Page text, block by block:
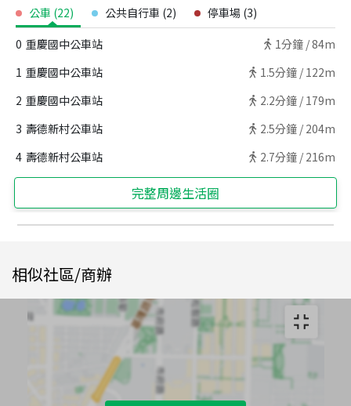
公車 (22) 公共自行車 (2) 停車場 (3)
0 重慶國中公車站 1分鐘 /84m
1 重慶國中公車站 1.5分鐘 / 122m
2 重慶國中公車站 2.2分鐘 / 179m
3 壽德新村公車站 2.5分鐘 / 204m
4 壽德新村公車站 2.7分鐘 / 216m
完整周邊生活圈
相似社區/商辦